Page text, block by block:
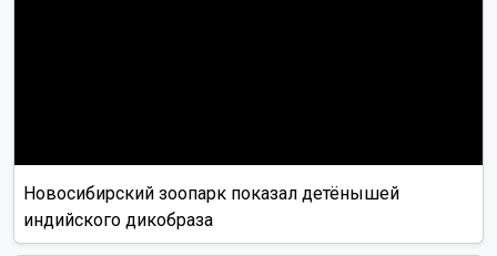
Новосибирский зоопарк показал детёнышей
индийского дикобраза